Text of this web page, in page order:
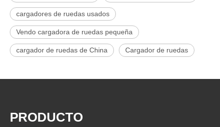
cargadores de ruedas usados
Vendo cargadora de ruedas pequeña
cargador de ruedas de China Cargador de ruedas
PRODUCTO